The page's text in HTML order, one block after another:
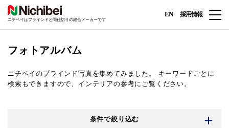
ニチベイはブラインドと間仕切りの総合メーカーです
EN 採用情報
フォトアルバム
ニチベイのブラインド写真を集めてみました。
キーワードごとに
検索もできますので、インテリアの参考にご覧ください。
条件で絞り込む